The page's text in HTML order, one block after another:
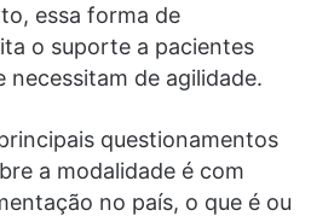
essa forma de
o suporte a pacientes
necessitam de agilidade.
questionamentos
a modalidade é com
no país, o que é ou